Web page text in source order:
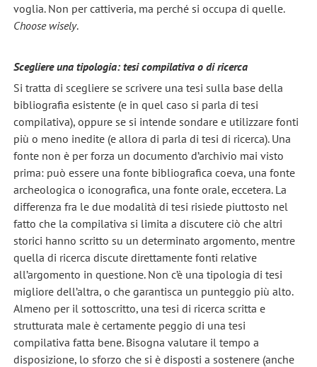
voglia. Non per cattiveria, ma perché si occupa di quelle.
Choose wisely.
Scegliere una tipologia: tesi compilativa o di ricerca
Si tratta di scegliere se scrivere una tesi sulla base della
bibliografia esistente (e in quel caso si parla di tesi
compilativa), oppure se si intende sondare e utilizzare fonti
più o meno inedite (e allora di parla di tesi di ricerca). Una
fonte non è per forza un documento d’archivio mai visto
prima: può essere una fonte bibliografica coeva, una fonte
archeologica o iconografica, una fonte orale, eccetera. La
differenza fra le due modalità di tesi risiede piuttosto nel
fatto che la compilativa si limita a discutere ciò che altri
storici hanno scritto su un determinato argomento, mentre
quella di ricerca discute direttamente fonti relative
all’argomento in questione. Non c’è una tipologia di tesi
migliore dell’altra, o che garantisca un punteggio più alto.
Almeno per il sottoscritto, una tesi di ricerca scritta e
strutturata male è certamente peggio di una tesi
compilativa fatta bene. Bisogna valutare il tempo a
disposizione, lo sforzo che si è disposti a sostenere (anche